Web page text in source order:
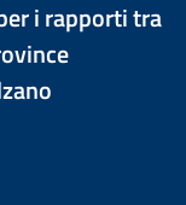
i rapporti tra